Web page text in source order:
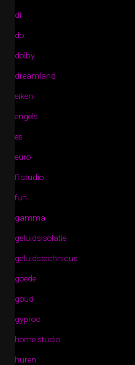
di
do
dolby
dreamland
eiken
engels
es
euro
fl studio
fun
gamma
geluidsisolatie
geluidstechnicus
goede
goud
gyproc
home studio
huren